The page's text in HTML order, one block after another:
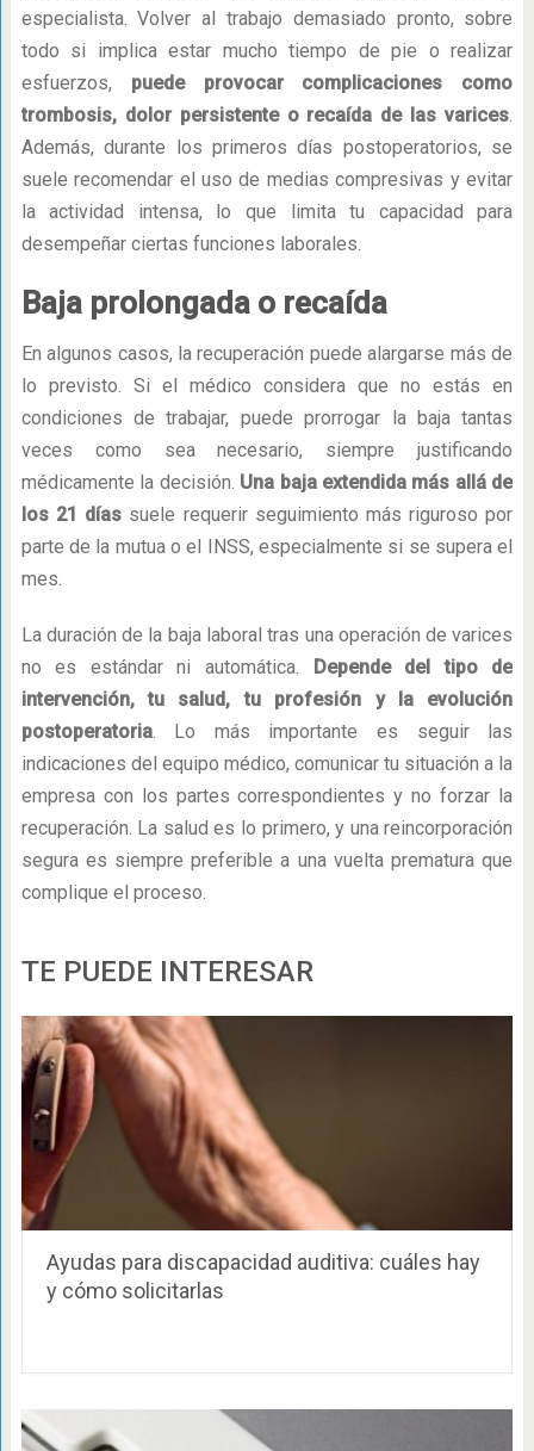
especialista. Volver al trabajo demasiado pronto, sobre
todo si implica estar mucho tiempo de pie o realizar
esfuerzos, puede provocar complicaciones como
trombosis, dolor persistente o recaída de las varices.
Además, durante los primeros días postoperatorios, se
suele recomendar el uso de medias compresivas y evitar
la actividad intensa, lo que limita tu capacidad para
desempeñar ciertas funciones laborales.
Baja prolongada o recaída
En algunos casos, la recuperación puede alargarse más de
lo previsto. Si el médico considera que no estás en
condiciones de trabajar, puede prorrogar la baja tantas
veces como sea necesario, siempre justificando
médicamente la decisión. Una baja extendida más allá de
los 21 días suele requerir seguimiento más riguroso por
parte de la mutua o el INSS, especialmente si se supera el
mes.
La duración de la baja laboral tras una operación de varices
no es estándar ni automática.
Depende del tipo de
intervención, tu salud, tu profesión y la evolución
postoperatoria. Lo más importante es seguir las
indicaciones del equipo médico, comunicar tu situación a la
empresa con los partes correspondientes y no forzar la
recuperación. La salud es lo primero, y una reincorporación
segura es siempre preferible a una vuelta prematura que
complique el proceso.
TE PUEDE INTERESAR
Ayudas para discapacidad auditiva: cuáles hay
y cómo solicitarlas